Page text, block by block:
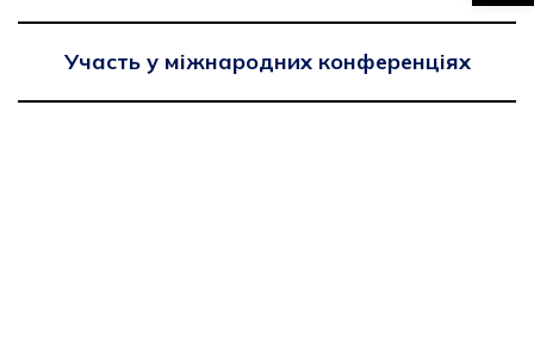
Участь у міжнародних конференціях